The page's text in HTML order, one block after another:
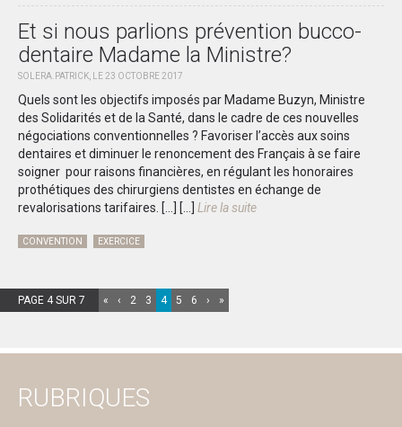
Et si nous parlions prévention bucco-
dentaire Madame la Ministre?
SOLERA.PATRICK, LE 23 OCTOBRE 2017
Quels sont les objectifs imposés par Madame Buzyn, Ministre
des Solidarités et de la Santé, dans le cadre de ces nouvelles
négociations conventionnelles ? Favoriser l’accès aux soins
dentaires et diminuer le renoncement des Français à se faire
soigner pour raisons financières, en régulant les honoraires
prothétiques des chirurgiens dentistes en échange de
revalorisations tarifaires. […]
[...] Lire la suite
CONVENTION EXERCICE
PAGE 4 SUR 7 « ‹ 2 3 4 5 6 › »
RUBRIQUES